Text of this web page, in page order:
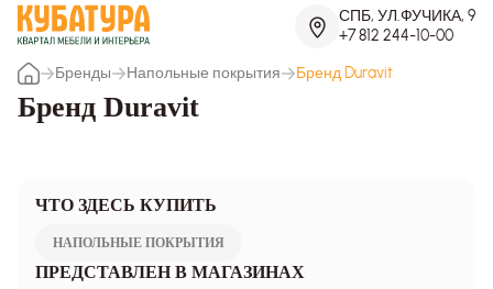
СПБ, УЛ.ФУЧИКА, 9
+7 812 244-10-00
Бренды
Напольные покрытия Бренд Duravit
Бренд Duravit
ЧТО ЗДЕСЬ КУПИТЬ
НАПОЛЬНЫЕ ПОКРЫТИЯ
ПРЕДСТАВЛЕН В МАГАЗИНАХ